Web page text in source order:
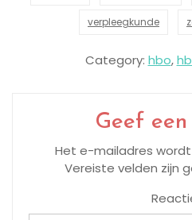
verpleegkunde
Category: hbo,
Geef
Het e-mailadres
Vereiste velden zijn